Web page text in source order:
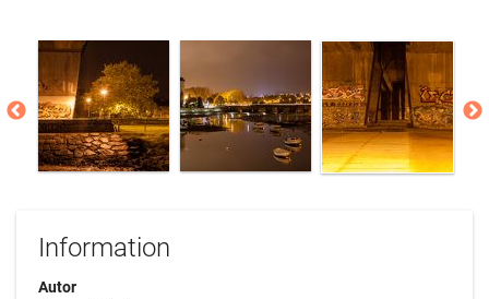
Information
Autor